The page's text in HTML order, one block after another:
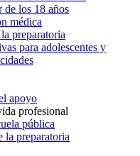
de los 18 años
médica
preparatoria
para adolescentes y
apoyo
profesional
pública
la preparatoria